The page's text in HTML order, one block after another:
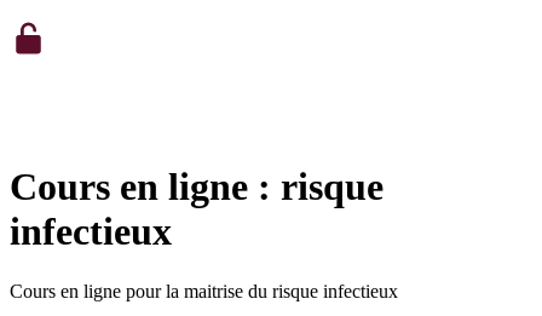
Cours en ligne : risque
infectieux
Cours en ligne pour la maitrise du risque infectieux